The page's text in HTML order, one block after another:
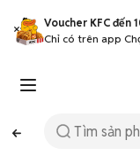
Voucher KFC đến
Chỉ có trên app